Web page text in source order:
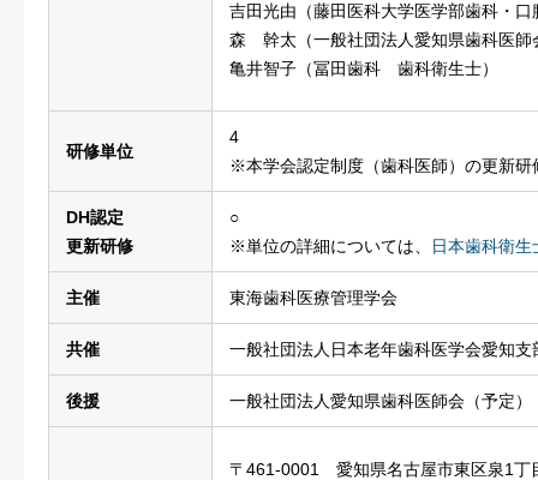
吉田光由（藤田医科大学医学部歯科・
森 幹太（一般社団法人愛知県歯科医師
亀井智子（冨田歯科 歯科衛生士）
研修単位
4
※本学会認定制度（歯科医師）の更新研
DH認定
更新研修
○
※単位の詳細については、
日本歯科衛
主催 東海歯科医療管理学会
共催 一般社団法人日本老年歯科医学会愛知支
後援 一般社団法人愛知県歯科医師会（予定）
〒461-0001 愛知県名古屋市東区泉1丁